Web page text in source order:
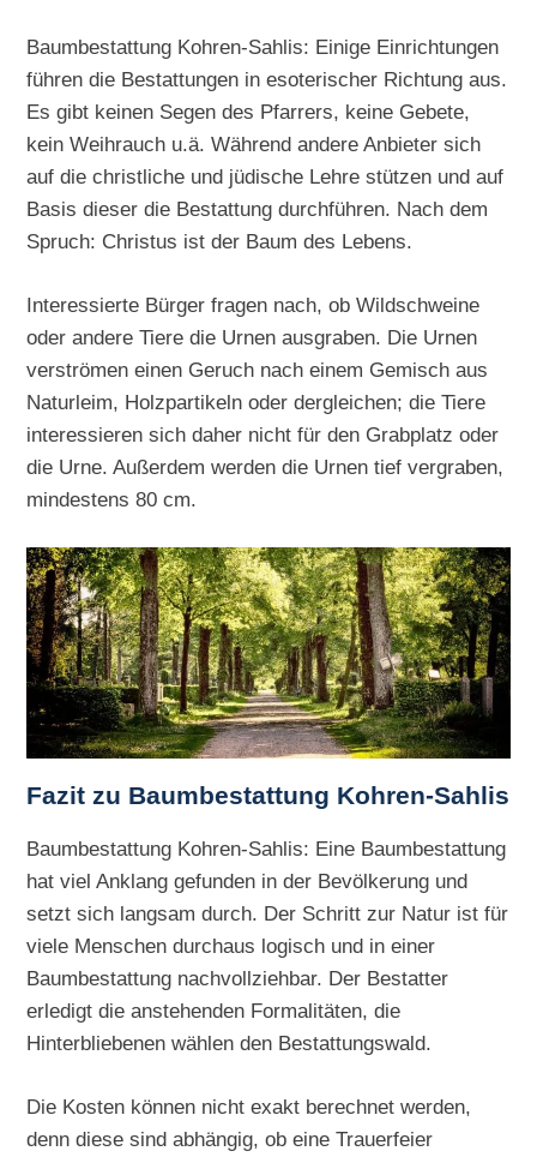
Baumbestattung Kohren-Sahlis: Einige Einrichtungen
führen die Bestattungen in esoterischer Richtung aus.
Es gibt keinen Segen des Pfarrers, keine Gebete,
kein Weihrauch u.ä. Während andere Anbieter sich
auf die christliche und jüdische Lehre stützen und auf
Basis dieser die Bestattung durchführen. Nach dem
Spruch: Christus ist der Baum des Lebens.
Interessierte Bürger fragen nach, ob Wildschweine
oder andere Tiere die Urnen ausgraben. Die Urnen
verströmen einen Geruch nach einem Gemisch aus
Naturleim, Holzpartikeln oder dergleichen; die Tiere
interessieren sich daher nicht für den Grabplatz oder
die Urne. Außerdem werden die Urnen tief vergraben,
mindestens 80 cm.
Fazit zu Baumbestattung Kohren-Sahlis
Baumbestattung Kohren-Sahlis: Eine Baumbestattung
hat viel Anklang gefunden in der Bevölkerung und
setzt sich langsam durch. Der Schritt zur Natur ist für
viele Menschen durchaus logisch und in einer
Baumbestattung nachvollziehbar. Der Bestatter
erledigt die anstehenden Formalitäten, die
Hinterbliebenen wählen den Bestattungswald.
Die Kosten können nicht exakt berechnet werden,
denn diese sind abhängig, ob eine Trauerfeier